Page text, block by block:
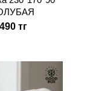
490 тг